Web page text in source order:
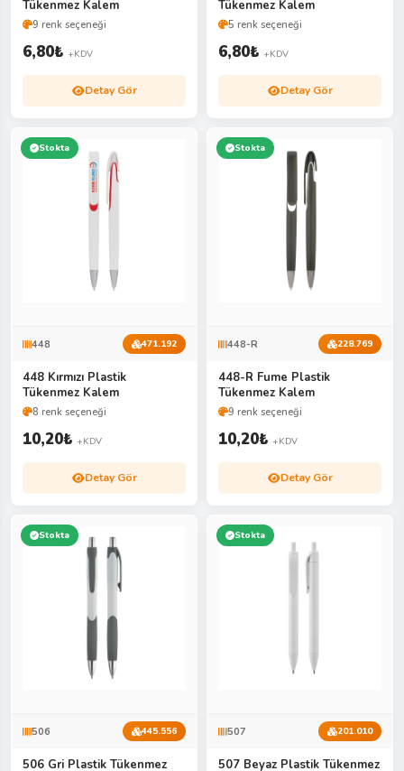
Tükenmez Kalem
9 renk seçeneği
6,80₺ +KDV
Detay Gör
Tükenmez Kalem
5 renk seçeneği
6,80₺ +KDV
Detay Gör
Stokta
448 471.192
448 Kırmızı Plastik
Tükenmez Kalem
8 renk seçeneği
10,20₺ +KDV
Detay Gör
Stokta
448-R 228.769
448-R Fume Plastik
Tükenmez Kalem
9 renk seçeneği
10,20₺ +KDV
Detay Gör
Stokta
506 445.556
506 Gri Plastik Tükenmez
Stokta
507 201.010
507 Beyaz Plastik Tükenmez